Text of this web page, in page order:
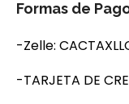
Formas de
-Zelle:
-TARJETA DE